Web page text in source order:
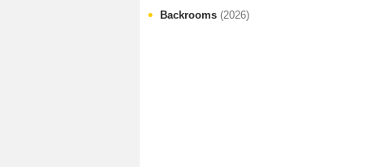
Backrooms (2026)